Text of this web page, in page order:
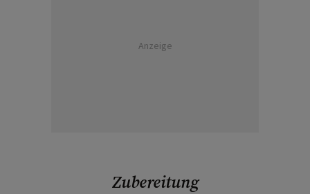
Anzeige
Zubereitung